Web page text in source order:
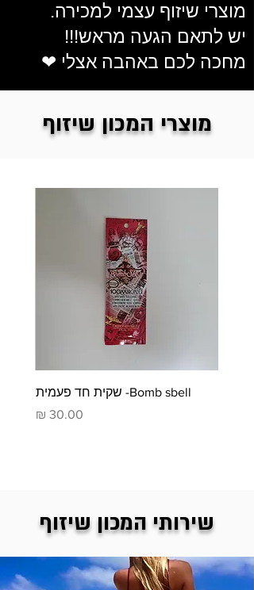
מוצרי שיזוף עצמי למכירה.
יש לתאם הגעה מראש!!!
מחכה לכם באהבה אצלי ❤
מוצרי המכון שיזוף
Bomb sbell- שקית חד פעמית
מחיר
שירותי המכון שיזוף